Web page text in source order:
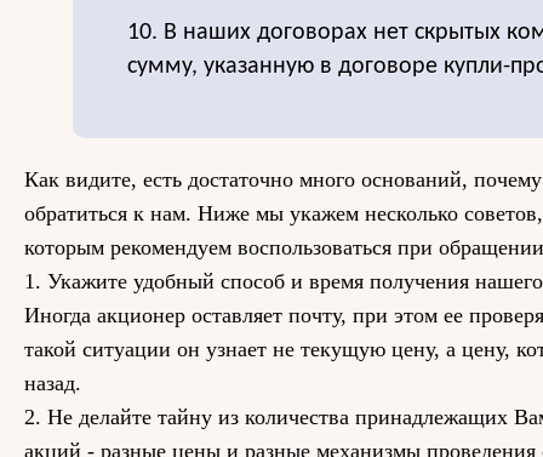
10. В наших договорах нет скрытых
сумму, указанную в договоре купли-
Как видите, есть достаточно много оснований,
обратиться к нам. Ниже мы укажем несколько советов,
которым рекомендуем воспользоваться при
1. Укажите удобный способ и время получения
Иногда акционер оставляет почту, при этом ее
такой ситуации он узнает не текущую цену, а цену,
назад.
2. Не делайте тайну из количества принадлежащих
акций - разные цены и разные механизмы проведения